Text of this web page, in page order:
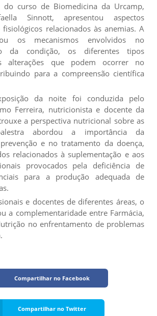
do curso de Biomedicina da Urcamp,
Sinnott, apresentou aspectos
relacionados às anemias. A
os mecanismos envolvidos no
da condição, os diferentes tipos
alterações que podem ocorrer no
para a compreensão científica
da noite foi conduzida pelo
Ferreira, nutricionista e docente da
a perspectiva nutricional sobre as
abordou a importância da
e no tratamento da doença,
relacionados à suplementação e aos
provocados pela deficiência de
para a produção adequada de
e docentes de diferentes áreas, o
a complementaridade entre Farmácia,
no enfrentamento de problemas
Compartilhar no Facebook
Compartilhar no Twitter